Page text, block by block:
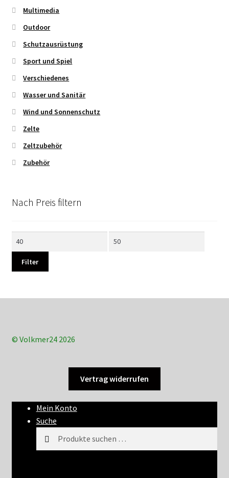
Multimedia
Outdoor
Schutzausrüstung
Sport und Spiel
Verschiedenes
Wasser und Sanitär
Wind und Sonnenschutz
Zelte
Zeltzubehör
Zubehör
Nach Preis filtern
Filter
© Volkmer24 2026
Vertrag widerrufen
Mein Konto
Suche